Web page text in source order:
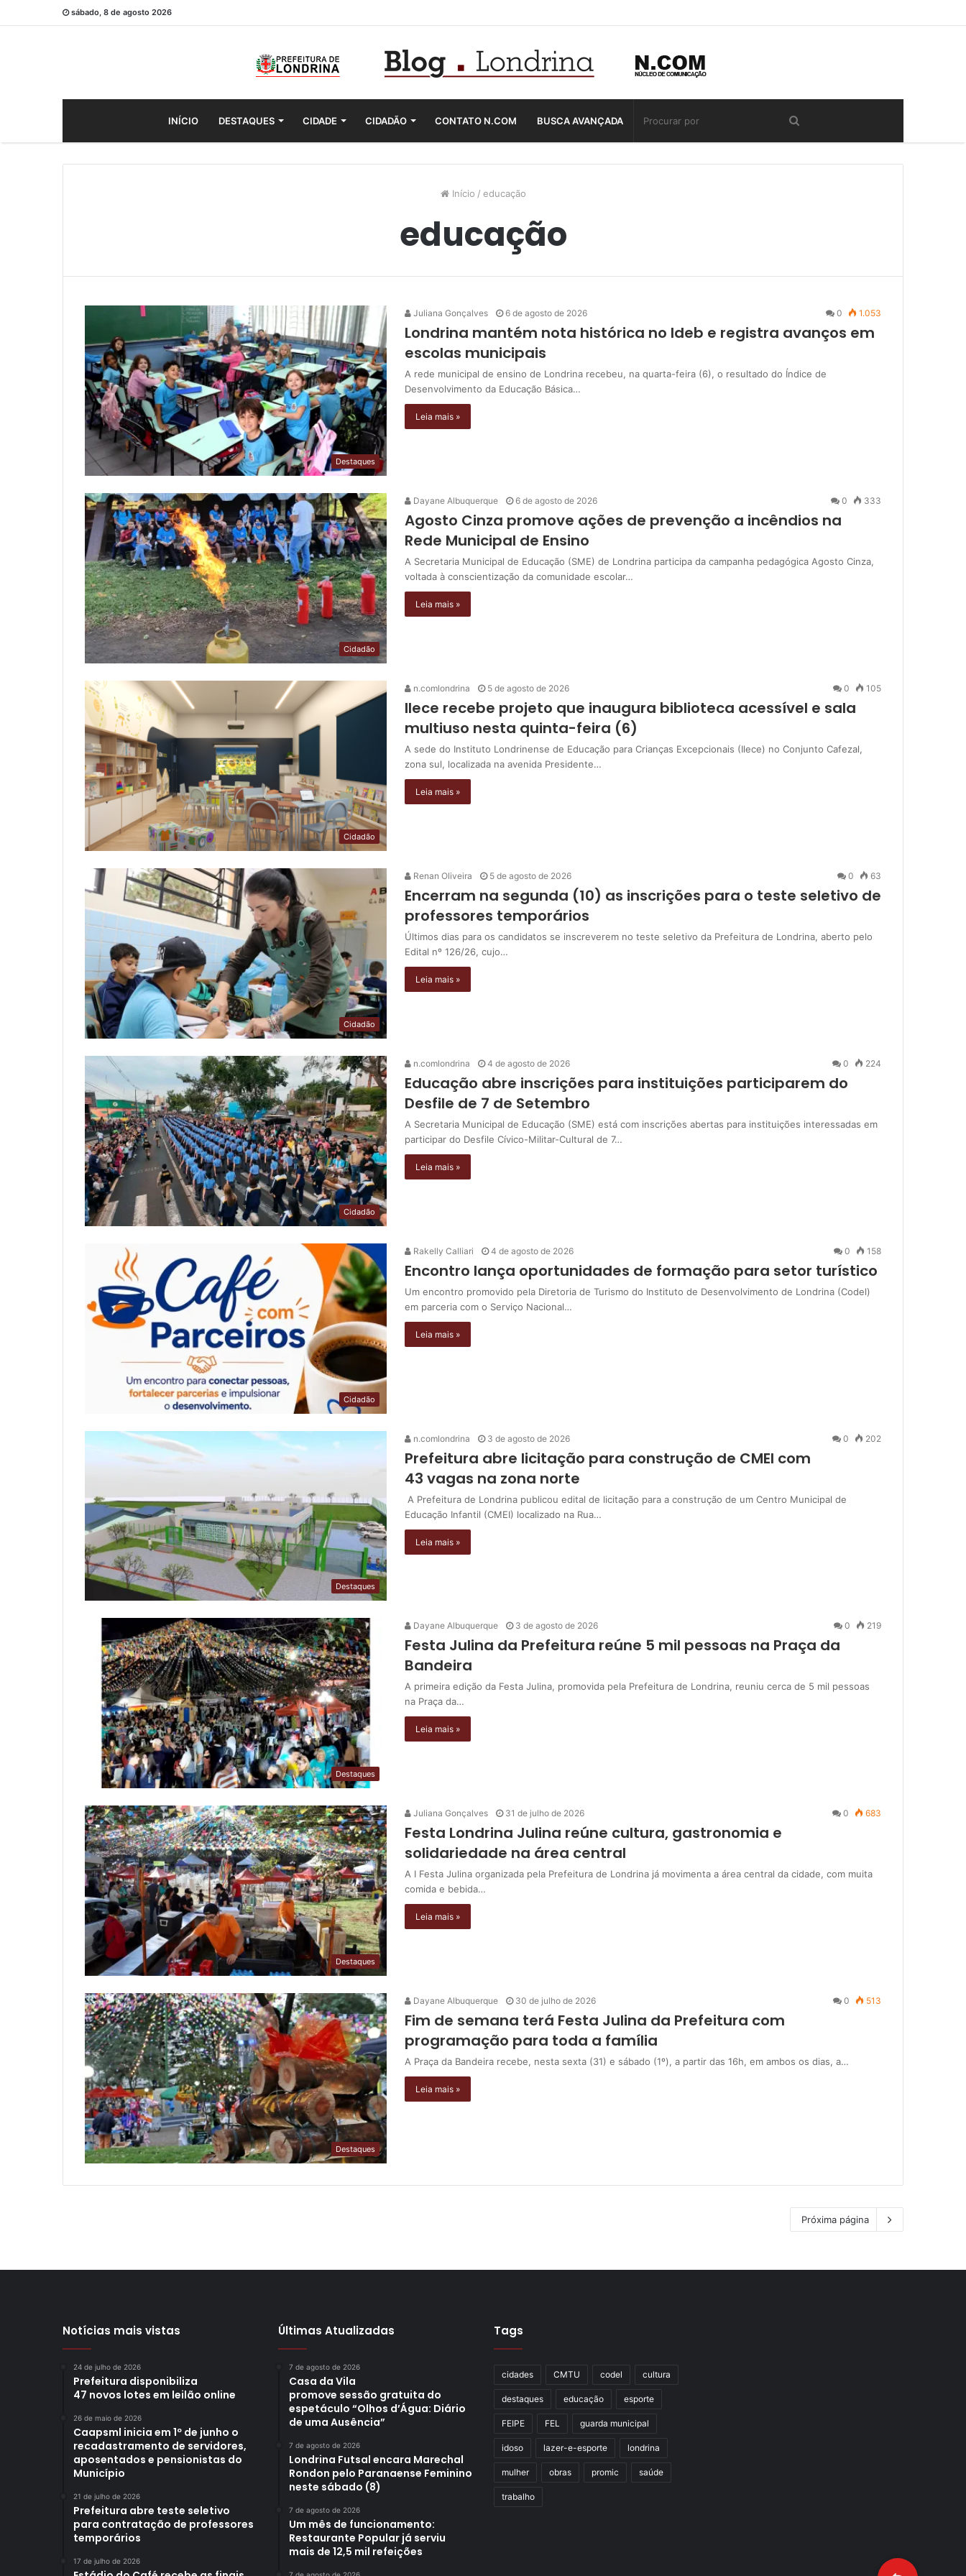
sábado, 8 de agosto 2026
INÍCIO DESTAQUES CIDADE CIDADÃO CONTATO N.COM BUSCA AVANÇADA
Início / educação
educação
Destaques
Juliana Gonçalves 6 de agosto de 2026 0 1.053
Londrina mantém nota histórica no Ideb e registra avanços em
escolas municipais
A rede municipal de ensino de Londrina recebeu, na quarta-feira (6), o resultado do Índice de
Desenvolvimento da Educação Básica…
Leia mais »
Cidadão
Dayane Albuquerque 6 de agosto de 2026 0 333
Agosto Cinza promove ações de prevenção a incêndios na
Rede Municipal de Ensino
A Secretaria Municipal de Educação (SME) de Londrina participa da campanha pedagógica Agosto Cinza,
voltada à conscientização da comunidade escolar…
Leia mais »
Cidadão
n.comlondrina 5 de agosto de 2026 0 105
Ilece recebe projeto que inaugura biblioteca acessível e sala
multiuso nesta quinta-feira (6)
A sede do Instituto Londrinense de Educação para Crianças Excepcionais (Ilece) no Conjunto Cafezal,
zona sul, localizada na avenida Presidente…
Leia mais »
Cidadão
Renan Oliveira 5 de agosto de 2026 0 63
Encerram na segunda (10) as inscrições para o teste seletivo de
professores temporários
Últimos dias para os candidatos se inscreverem no teste seletivo da Prefeitura de Londrina, aberto pelo
Edital nº 126/26, cujo…
Leia mais »
Cidadão
n.comlondrina 4 de agosto de 2026 0 224
Educação abre inscrições para instituições participarem do
Desfile de 7 de Setembro
A Secretaria Municipal de Educação (SME) está com inscrições abertas para instituições interessadas em
participar do Desfile Cívico-Militar-Cultural de 7…
Leia mais »
Cidadão
Rakelly Calliari 4 de agosto de 2026 0 158
Encontro lança oportunidades de formação para setor turístico
Um encontro promovido pela Diretoria de Turismo do Instituto de Desenvolvimento de Londrina (Codel)
em parceria com o Serviço Nacional…
Leia mais »
Destaques
n.comlondrina 3 de agosto de 2026 0 202
Prefeitura abre licitação para construção de CMEI com
43 vagas na zona norte
A Prefeitura de Londrina publicou edital de licitação para a construção de um Centro Municipal de
Educação Infantil (CMEI) localizado na Rua…
Leia mais »
Destaques
Dayane Albuquerque 3 de agosto de 2026 0 219
Festa Julina da Prefeitura reúne 5 mil pessoas na Praça da
Bandeira
A primeira edição da Festa Julina, promovida pela Prefeitura de Londrina, reuniu cerca de 5 mil pessoas
na Praça da…
Leia mais »
Destaques
Juliana Gonçalves 31 de julho de 2026 0 683
Festa Londrina Julina reúne cultura, gastronomia e
solidariedade na área central
A I Festa Julina organizada pela Prefeitura de Londrina já movimenta a área central da cidade, com muita
comida e bebida…
Leia mais »
Destaques
Dayane Albuquerque 30 de julho de 2026 0 513
Fim de semana terá Festa Julina da Prefeitura com
programação para toda a família
A Praça da Bandeira recebe, nesta sexta (31) e sábado (1º), a partir das 16h, em ambos os dias, a…
Leia mais »
Próxima página
Notícias mais vistas
24 de julho de 2026
Prefeitura disponibiliza
47 novos lotes em leilão online
26 de maio de 2026
Caapsml inicia em 1º de junho o
recadastramento de servidores,
aposentados e pensionistas do
Município
21 de julho de 2026
Prefeitura abre teste seletivo
para contratação de professores
temporários
17 de julho de 2026
Últimas Atualizadas
7 de agosto de 2026
Casa da Vila
promove sessão gratuita do
espetáculo “Olhos d’Água: Diário
de uma Ausência”
7 de agosto de 2026
Londrina Futsal encara Marechal
Rondon pelo Paranaense Feminino
neste sábado (8)
7 de agosto de 2026
Um mês de funcionamento:
Restaurante Popular já serviu
mais de 12,5 mil refeições
Tags
cidades CMTU codel cultura
destaques educação esporte
FEIPE FEL guarda municipal
idoso lazer-e-esporte londrina
mulher obras promic saúde
trabalho